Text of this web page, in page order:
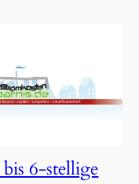
bis 6-stellige